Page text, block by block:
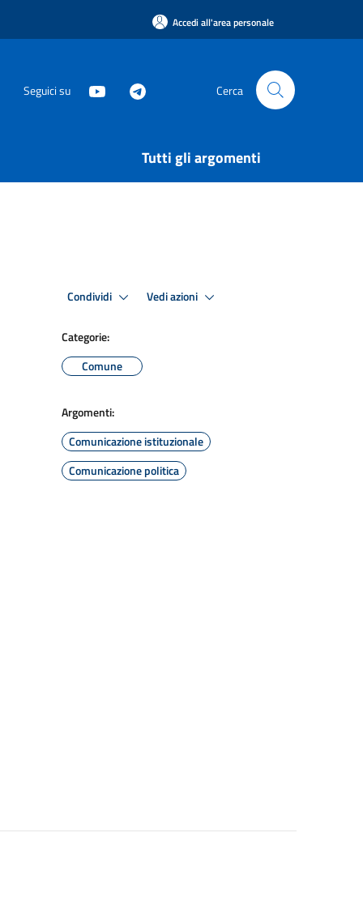
Accedi all'area personale
Seguici su Cerca
Tutti gli argomenti
Condividi Vedi azioni
Categorie:
Comune
Argomenti:
Comunicazione istituzionale
Comunicazione politica